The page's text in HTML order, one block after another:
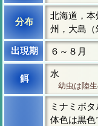
分布
北海道，
州，大島（
出現期 ６～８月
餌 水
幼虫は陸生
ミナミボタ
体色は黒色